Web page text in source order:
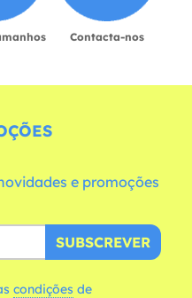
Contacta-nos
e promoções
SUBSCREVER
condições